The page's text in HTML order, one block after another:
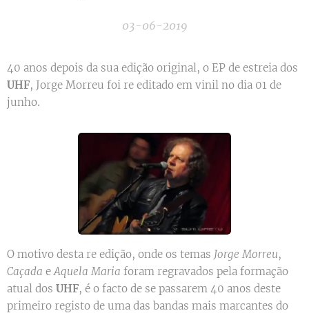
03-06-2019
40 anos depois da sua edição original, o EP de estreia dos
UHF, Jorge Morreu foi re editado em vinil no dia 01 de
junho.
O motivo desta re edição, onde os temas Jorge Morreu,
Caçada e Aquela Maria foram regravados pela formação
atual dos UHF, é o facto de se passarem 40 anos deste
primeiro registo de uma das bandas mais marcantes do